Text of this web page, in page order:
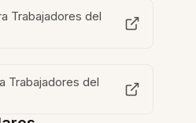
Trabajadores del
Trabajadores del